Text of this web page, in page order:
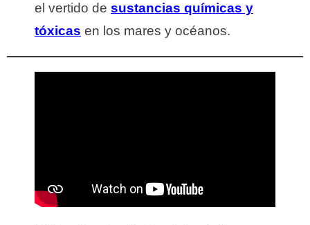
el vertido de sustancias químicas y
tóxicas en los mares y océanos.